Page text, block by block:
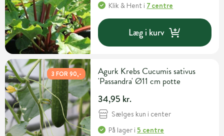
Klik & Hent i 7 centre
Læg i kurv
3 FOR 90,-
Agurk Krebs Cucumis sativus
'Passandra' Ø11 cm potte
34,95 kr.
Sælges kun i center
På lager i5 centre